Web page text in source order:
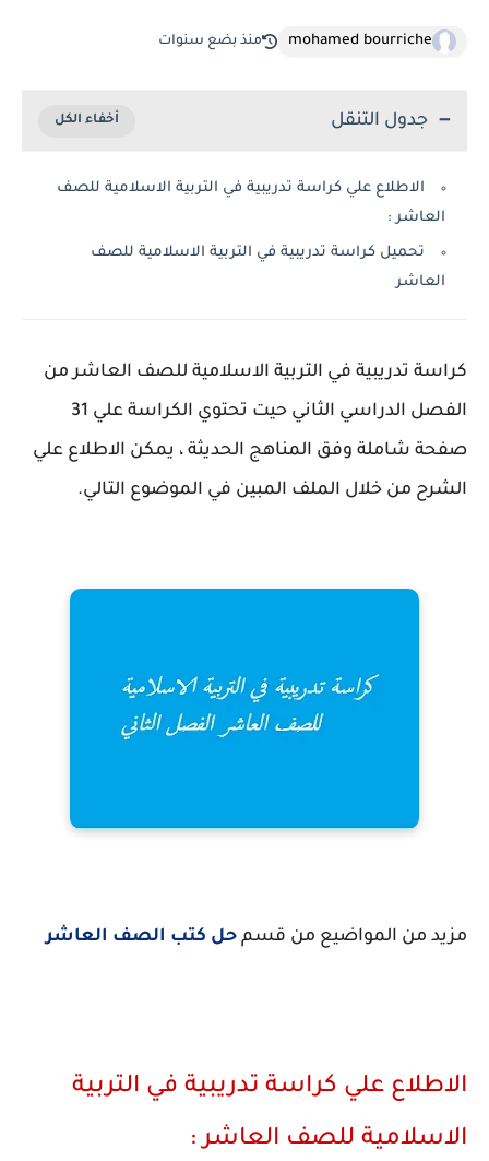
mohamed bourriche منذ بضع سنوات
جدول التنقل
الاطلاع علي كراسة تدريبية في التربية الاسلامية للصف
العاشر :
تحميل كراسة تدريبية في التربية الاسلامية للصف
العاشر
كراسة تدريبية في التربية الاسلامية للصف العاشر من
الفصل الدراسي الثاني حيت تحتوي الكراسة علي 31
صفحة شاملة وفق المناهج الحديثة ، يمكن الاطلاع علي
الشرح من خلال الملف المبين في الموضوع التالي.
مزيد من المواضيع من قسم حل كتب الصف العاشر
الاطلاع علي كراسة تدريبية في التربية
الاسلامية للصف العاشر :